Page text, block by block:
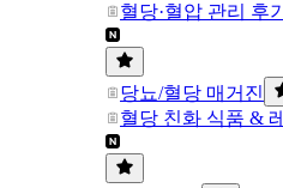
혈당·혈압 관리 후
당뇨/혈당 매거진
혈당 친화 식품 &